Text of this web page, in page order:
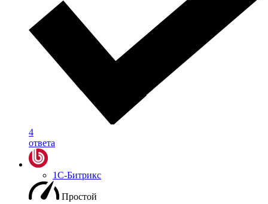
4
ответа
1С-Битрикс
Простой